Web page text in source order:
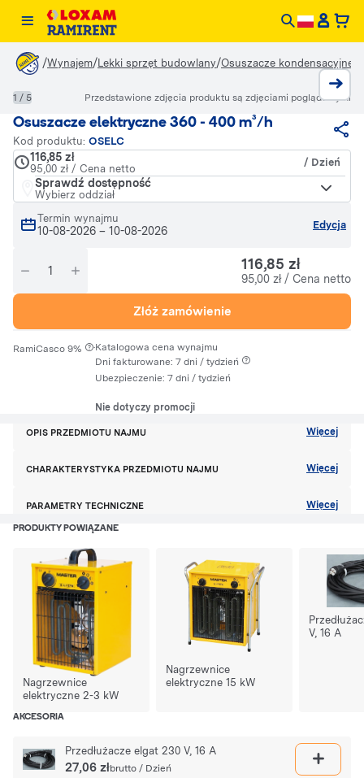
/Wynajem/Lekki sprzęt budowlany/Osuszacze kondensacyjne
Osuszacze elektryczne 360 - 400 m³/h
Kod produktu: OSELC
116,85 zł
95,00 zł / Cena netto
/ Dzień
Sprawdź dostępność
Wybierz oddział
Termin wynajmu
10-08-2026 – 10-08-2026 Edycja
116,85 zł
95,00 zł / Cena netto
Złóż zamówienie
RamiCasco 9% ·Katalogowa cena wynajmu
Dni fakturowane: 7 dni / tydzień
Ubezpieczenie: 7 dni / tydzień
Nie dotyczy promocji
1 / 5 Przedstawione zdjęcia produktu są zdjęciami poglądowymi
OPIS PRZEDMIOTU NAJMU Więcej
CHARAKTERYSTYKA PRZEDMIOTU NAJMU Więcej
PARAMETRY TECHNICZNE Więcej
PRODUKTY POWIĄZANE
Nagrzewnice
elektryczne 2-3 kW
Nagrzewnice
elektryczne 15 kW
V, 16 A
AKCESORIA
Przedłużacze elgat 230 V, 16 A
27,06 złbrutto / Dzień